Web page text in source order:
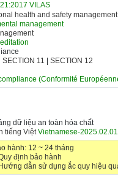
VILAS
health and safety
management
SECTION 11
SECTION 12
(Conformité
dữ liệu an toàn hóa chất
tiếng ViệtVietnamese-2025.02.01
hành: 12 ~ 24 tháng
định bảo hành
Hướng dẫn sử dụng ắc quy hiệu